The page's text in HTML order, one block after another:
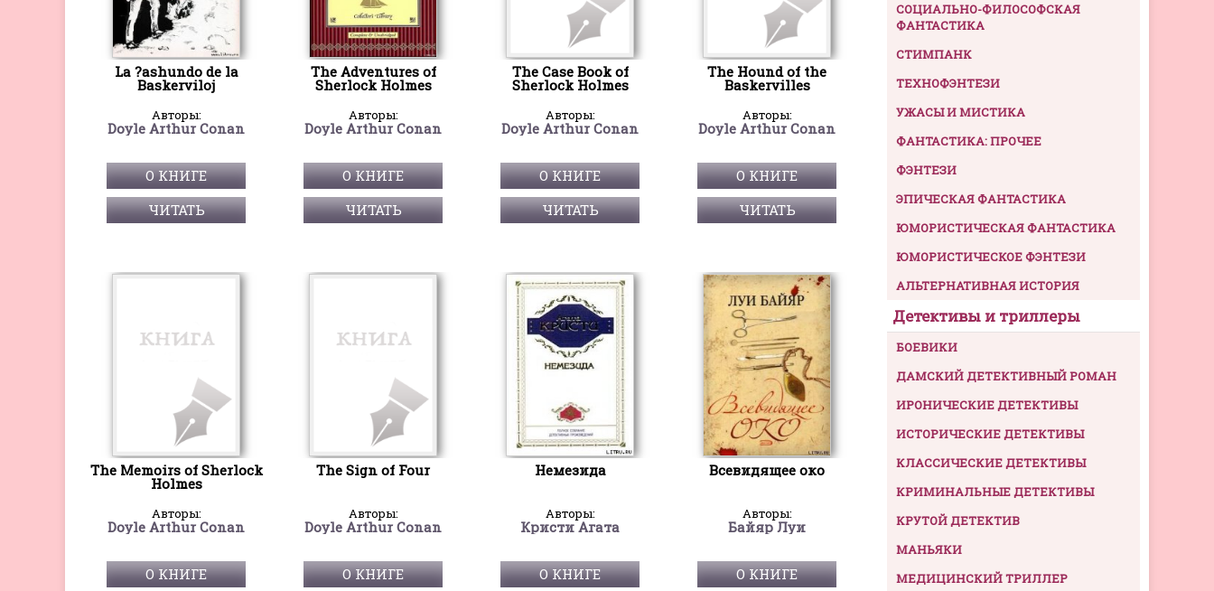
La ?ashundo de la
Baskerviloj
Авторы:
Doyle Arthur Conan
О КНИГЕ
ЧИТАТЬ
The Adventures of
Sherlock Holmes
Авторы:
Doyle Arthur Conan
О КНИГЕ
ЧИТАТЬ
The Case Book of
Sherlock Holmes
Авторы:
Doyle Arthur Conan
О КНИГЕ
ЧИТАТЬ
The Hound of the
Baskervilles
Авторы:
Doyle Arthur Conan
О КНИГЕ
ЧИТАТЬ
The Memoirs of Sherlock
Holmes
Авторы:
Doyle Arthur Conan
О КНИГЕ
The Sign of Four
Авторы:
Doyle Arthur Conan
О КНИГЕ
Немезида
Авторы:
Кристи Агата
О КНИГЕ
Всевидящее око
Авторы:
Байяр Луи
О КНИГЕ
СОЦИАЛЬНО-ФИЛОСОФСКАЯ
ФАНТАСТИКА
СТИМПАНК
ТЕХНОФЭНТЕЗИ
УЖАСЫ И МИСТИКА
ФАНТАСТИКА: ПРОЧЕЕ
ФЭНТЕЗИ
ЭПИЧЕСКАЯ ФАНТАСТИКА
ЮМОРИСТИЧЕСКАЯ ФАНТАСТИКА
ЮМОРИСТИЧЕСКОЕ ФЭНТЕЗИ
АЛЬТЕРНАТИВНАЯ ИСТОРИЯ
Детективы и триллеры
БОЕВИКИ
ДАМСКИЙ ДЕТЕКТИВНЫЙ РОМАН
ИРОНИЧЕСКИЕ ДЕТЕКТИВЫ
ИСТОРИЧЕСКИЕ ДЕТЕКТИВЫ
КЛАССИЧЕСКИЕ ДЕТЕКТИВЫ
КРИМИНАЛЬНЫЕ ДЕТЕКТИВЫ
КРУТОЙ ДЕТЕКТИВ
МАНЬЯКИ
МЕДИЦИНСКИЙ ТРИЛЛЕР